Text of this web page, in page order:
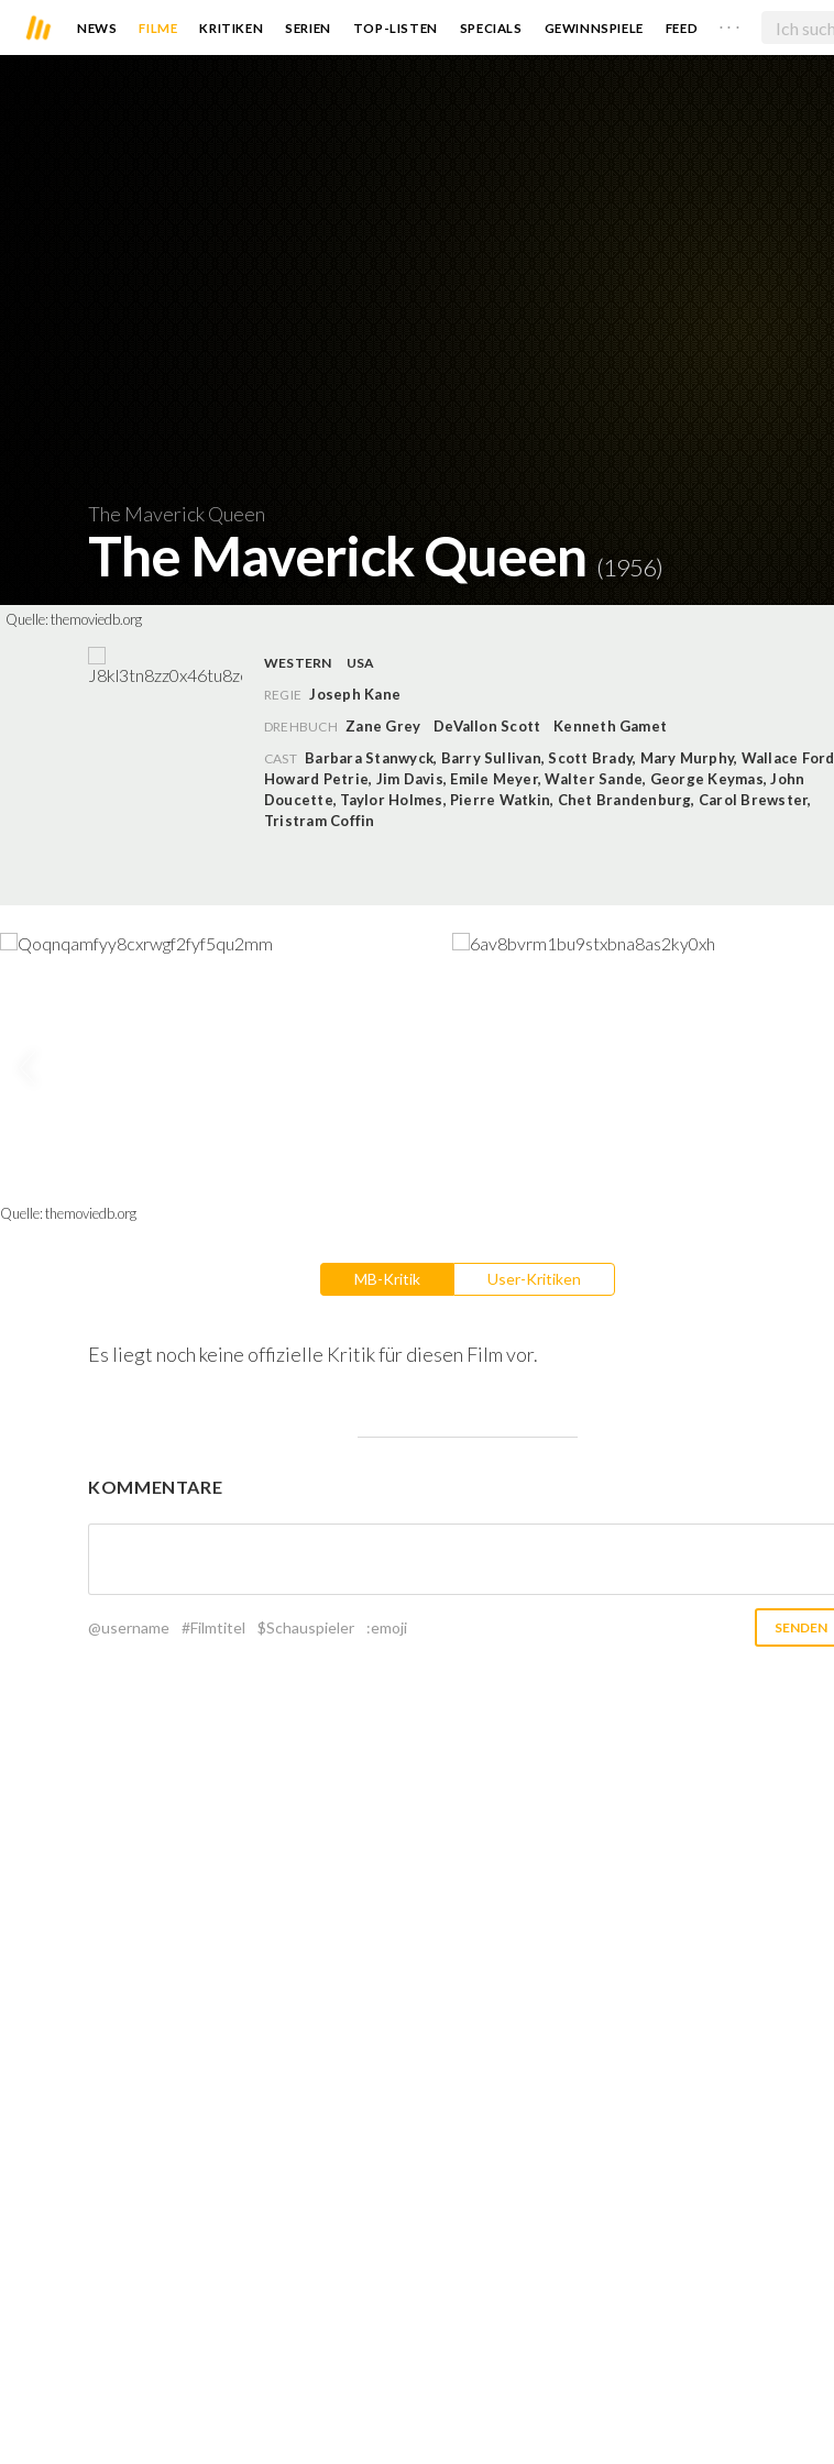
NEWS FILME KRITIKEN SERIEN TOP-LISTEN SPECIALS GEWINNSPIELE FEED . . .
The Maverick Queen
The Maverick Queen (1956)
Quelle:themoviedb.org
WESTERN
USA
REGIE Joseph Kane
DREHBUCH Zane Grey DeVallon Scott Kenneth Gamet
CAST Barbara Stanwyck, Barry Sullivan,Scott Brady, Mary Murphy, Wallace Ford
Howard Petrie, Jim Davis, Emile Meyer,Walter Sande, George Keymas,John
Doucette, Taylor Holmes, Pierre Watkin, Chet Brandenburg, Carol Brewster,
Tristram Coffin
Quelle:themoviedb.org
MB-Kritik User-Kritiken
Es liegt noch keine offizielle Kritik für diesen Film vor.
KOMMENTARE
@username #Filmtitel $Schauspieler :emoji